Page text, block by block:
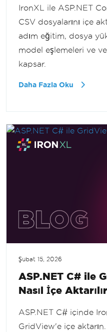
IronXL ile ASP.NET
CSV dosyalarını içe
adım eğitim, dosya
model eşlemeleri ve
kapsar.
Daha Fazla Oku
Şubat 15, 2026
ASP.NET C# ile
Nasıl İçe Aktarılır
ASP.NET C# içinde
GridView'e içe